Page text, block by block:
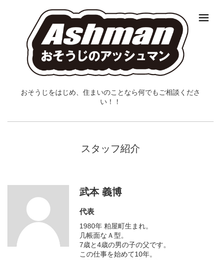
おそうじをはじめ、住まいのことなら何でもご相談くださ
い！！
スタッフ紹介
武本 義博
代表
1980年 粕屋町生まれ。
几帳面なＡ型。
7歳と4歳の男の子の父です。
この仕事を始めて10年。